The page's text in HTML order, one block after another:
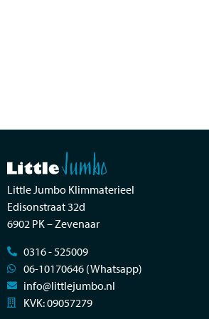
Little Jumbo Klimmaterieel
Edisonstraat 32d
6902 PK – Zevenaar
0316 - 525009
06-10170646 (Whatsapp)
info@littlejumbo.nl
KVK: 09057279